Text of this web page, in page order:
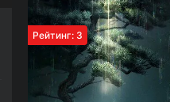
Рейтинг: 3